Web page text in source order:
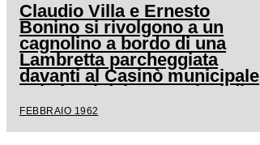
Claudio Villa e Ernesto
Bonino si rivolgono a un
cagnolino a bordo di una
Lambretta parcheggiata
davanti al Casinò municipale
nei giorni del XII Festival di
Sanremo
FEBBRAIO 1962